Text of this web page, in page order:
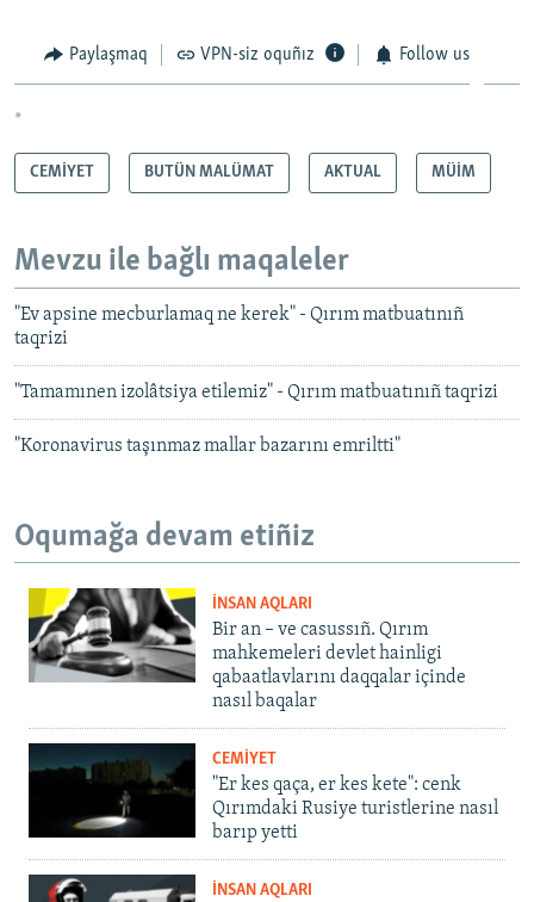
Paylaşmaq VPN-siz oquñız Follow us
*
CEMİYET BUTÜN MALÜMAT AKTUAL MÜİM
Mevzu ile bağlı maqaleler
"Ev apsine mecburlamaq ne kerek" - Qırım matbuatınıñ
taqrizi
"Tamamınen izolâtsiya etilemiz" - Qırım matbuatınıñ taqrizi
"Koronavirus taşınmaz mallar bazarını emriltti"
Oqumağa devam etiñiz
İNSAN AQLARI
Bir an – ve casussıñ. Qırım
mahkemeleri devlet hainligi
qabaatlavlarını daqqalar içinde
nasıl baqalar
CEMİYET
"Er kes qaça, er kes kete": cenk
Qırımdaki Rusiye turistlerine nasıl
barıp yetti
İNSAN AQLARI